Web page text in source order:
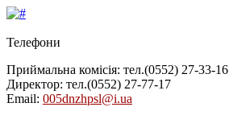
Телефони
Приймальна комісія: тел.(0552) 27-33-16
Директор: тел.(0552) 27-77-17
Email: 005dnzhpsl@i.ua